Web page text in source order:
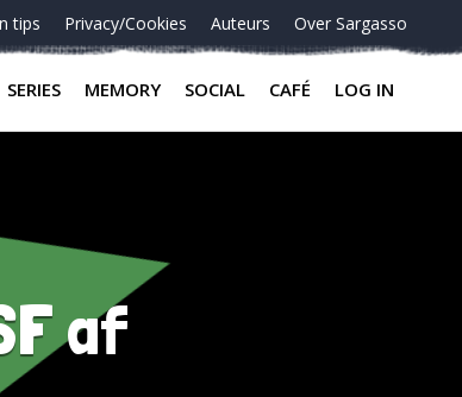
tips Privacy/Cookies Auteurs Over Sargasso
SERIES MEMORY SOCIAL CAFÉ LOG IN
af